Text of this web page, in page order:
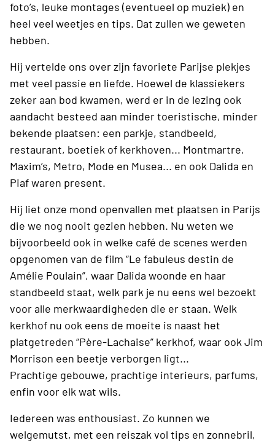
foto’s, leuke montages (eventueel op muziek) en
heel veel weetjes en tips. Dat zullen we geweten
hebben.
Hij vertelde ons over zijn favoriete Parijse plekjes
met veel passie en liefde. Hoewel de klassiekers
zeker aan bod kwamen, werd er in de lezing ook
aandacht besteed aan minder toeristische, minder
bekende plaatsen: een parkje, standbeeld,
restaurant, boetiek of kerkhoven... Montmartre,
Maxim’s, Metro, Mode en Musea... en ook Dalida en
Piaf waren present.
Hij liet onze mond openvallen met plaatsen in Parijs
die we nog nooit gezien hebben. Nu weten we
bijvoorbeeld ook in welke café de scenes werden
opgenomen van de film “Le fabuleus destin de
Amélie Poulain”, waar Dalida woonde en haar
standbeeld staat, welk park je nu eens wel bezoekt
voor alle merkwaardigheden die er staan. Welk
kerkhof nu ook eens de moeite is naast het
platgetreden “Père-Lachaise” kerkhof, waar ook Jim
Morrison een beetje verborgen ligt...
Prachtige gebouwe, prachtige interieurs, parfums,
enfin voor elk wat wils.
Iedereen was enthousiast. Zo kunnen we
welgemutst, met een reiszak vol tips en zonnebril,